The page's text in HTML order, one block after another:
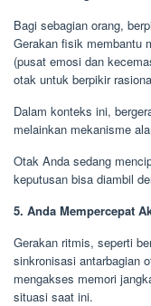
Bagi sebagian orang,
Gerakan fisik membantu
(pusat emosi dan
otak untuk berpikir
Dalam konteks ini,
melainkan mekanisme
Otak Anda sedang
keputusan bisa diambil
5. Anda Mempercepat
Gerakan ritmis, seperti
sinkronisasi antarbagian
mengakses memori
situasi saat ini.